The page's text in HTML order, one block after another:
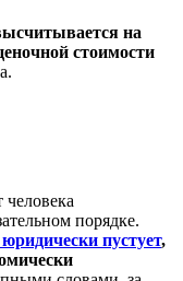
на
стоимости
порядке.
пустует,